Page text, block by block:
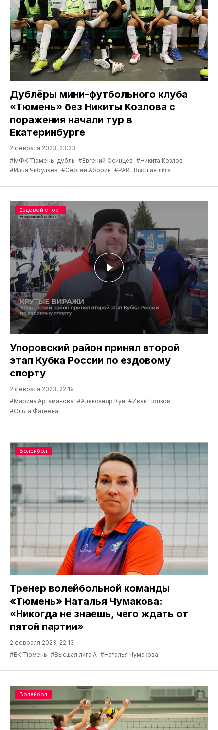
Дублёры мини-футбольного клуба
«Тюмень» без Никиты Козлова с
поражения начали тур в
Екатеринбурге
2 февраля 2023, 23:23
#МФК Тюмень-дубль #Евгений Осинцев #Никита Козлов
#Илья Чибулаев #Сергей Аборин #PARI-Высшая лига
Упоровский район принял второй
этап Кубка России по ездовому
спорту
2 февраля 2023, 22:19
#Марина Артаманова #Александр Кун #Иван Попков
#Ольга Фатеева
Ездовой спорт
Тренер волейбольной команды
«Тюмень» Наталья Чумакова:
«Никогда не знаешь, чего ждать от
пятой партии»
2 февраля 2023, 22:13
#ВК Тюмень #Высшая лига А #Наталья Чумакова
Волейбол
Волейбол